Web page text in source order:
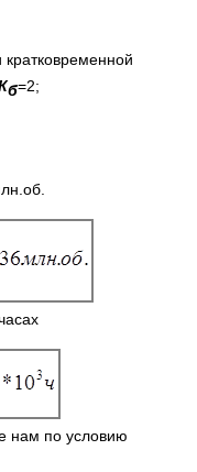
б=2;
нам по условию